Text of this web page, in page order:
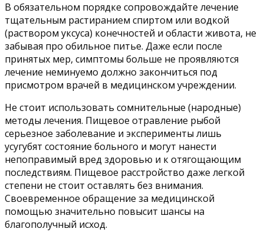
В обязательном порядке сопровождайте лечение
тщательным растиранием спиртом или водкой
(раствором уксуса) конечностей и области живота, не
забывая про обильное питье. Даже если после
принятых мер, симптомы больше не проявляются
лечение неминуемо должно закончиться под
присмотром врачей в медицинском учреждении.
Не стоит использовать сомнительные (народные)
методы лечения. Пищевое отравление рыбой
серьезное заболевание и эксперименты лишь
усугубят состояние больного и могут нанести
непоправимый вред здоровью и к отягощающим
последствиям. Пищевое расстройство даже легкой
степени не стоит оставлять без внимания.
Своевременное обращение за медицинской
помощью значительно повысит шансы на
благополучный исход.